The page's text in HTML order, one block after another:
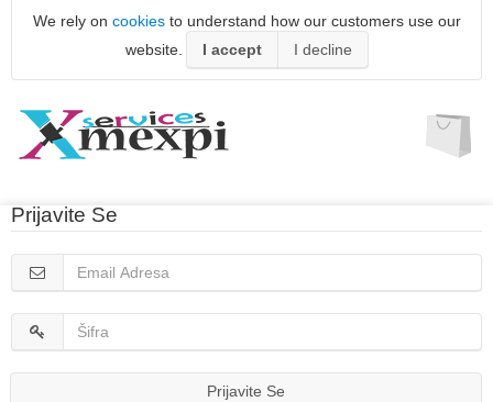
We rely on cookiesto understand how our customers use our
website.
I accept I decline
Prijavite Se
Prijavite Se